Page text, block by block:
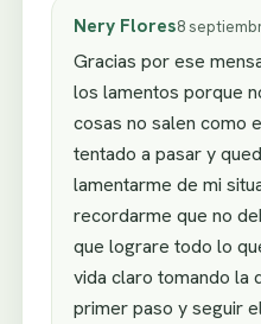
Nery Flores8
Gracias por ese
los lamentos porque
cosas no salen como
tentado a pasar y
lamentarme de mi
recordarme que no
que lograre todo lo
vida claro tomando la
primer paso y seguir